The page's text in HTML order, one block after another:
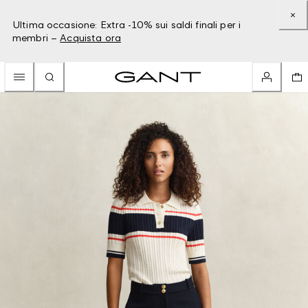
Ultima occasione: Extra -10% sui saldi finali per i
membri – Acquista ora